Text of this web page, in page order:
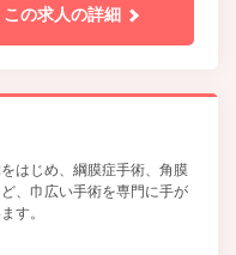
この求人の詳細
はじめ、綱膜症手術、角膜
、巾広い手術を専門に手が
す。